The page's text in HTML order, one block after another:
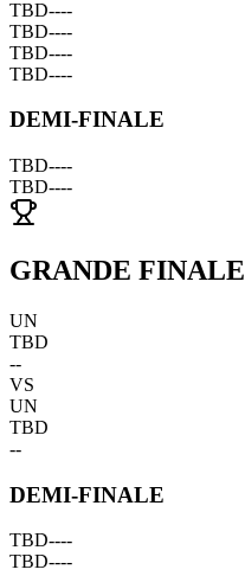
TBD----
TBD----
TBD----
TBD----
DEMI-FINALE
TBD----
TBD----
GRANDE FINALE
UN
TBD
--
VS
UN
TBD
--
DEMI-FINALE
TBD----
TBD----